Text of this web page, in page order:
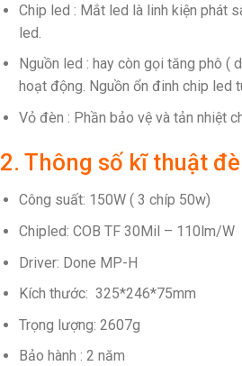
Chip led : Mắt led là linh kiện phát
led.
Nguồn led : hay còn gọi tăng phô
hoạt động. Nguồn ổn đinh chip led
Vỏ đèn : Phần bảo vệ và tản nhiệt
2. Thông số kĩ thuật
Công suất: 150W ( 3 chíp 50w)
Chipled: COB TF 30Mil – 110lm/W
Driver: Done MP-H
Kích thước: 325*246*75mm
Trọng lượng: 2607g
Bảo hành : 2 năm